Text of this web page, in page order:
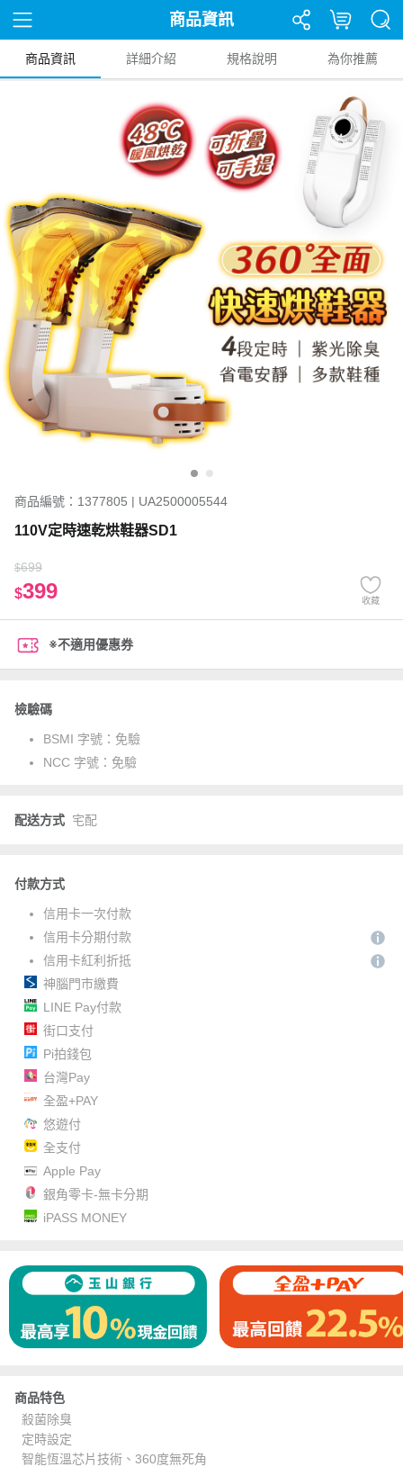
商品資訊
商品資訊 詳細介紹 規格說明 為你推薦
商品編號：1377805 | UA2500005544
110V定時速乾烘鞋器SD1
$699
$399 收藏
※不適用優惠券
檢驗碼
BSMI 字號： 免驗
NCC 字號： 免驗
配送方式 宅配
付款方式
信用卡一次付款
信用卡分期付款
信用卡紅利折抵
神腦門市繳費
LINE Pay付款
街口支付
Pi拍錢包
台灣Pay
全盈+PAY
悠遊付
全支付
Apple Pay
銀角零卡-無卡分期
iPASS MONEY
商品特色
殺菌除臭
定時設定
智能恆溫芯片技術、360度無死角